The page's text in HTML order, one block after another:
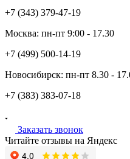
+7 (343) 379-47-19
Москва: пн-пт 9:00 - 17.30
+7 (499) 500-14-19
Новосибирск: пн-пт 8.30 -
+7 (383) 383-07-18
Заказать звонок
Читайте отзывы на Яндекс